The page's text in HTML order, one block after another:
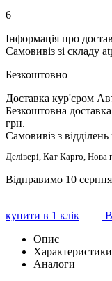
6
Інформація про
Самовивіз зі складу
Безкоштовно
Доставка кур'єром
Безкоштовна
грн.
Самовивіз з
Делівері, Кат Карго,
Відправимо 10 серпня
купити в 1 клік
Опис
Характеристики
Аналоги